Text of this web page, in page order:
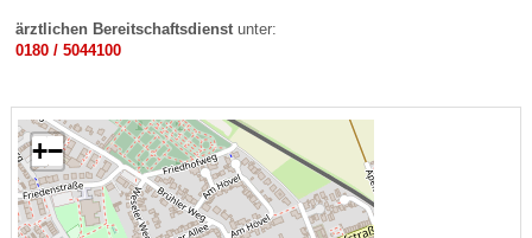
ärztlichen Bereitschaftsdienstunter:
0180 / 5044100
+−